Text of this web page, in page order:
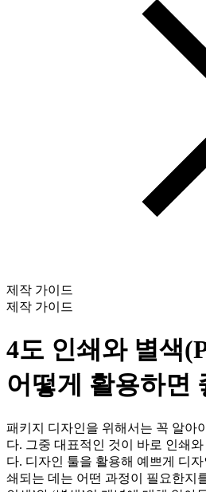
제작 가이드
제작 가이드
4도 인쇄와 별색
어떻게 활용하면
패키지 디자인을 위해서는 꼭 알아
다. 그중 대표적인 것이 바로 인쇄
다. 디자인 툴을 활용해 예쁘게 디
쇄되는 데는 어떤 과정이 필요한지